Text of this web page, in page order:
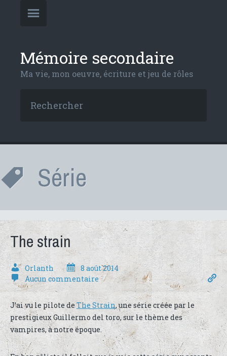
Mémoire secondaire
Ma vie, mon oeuvre, écriture et jeu de rôles
Série
The strain
Orlanth
8 août 2014
Aucun commentaire
J’ai vu le pilote de The Strain, une série créée par le
prestigieux Guillermo del toro, sur le thème des
vampires, à notre époque.